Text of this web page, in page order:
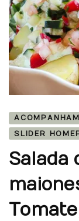
SLIDER
Salada